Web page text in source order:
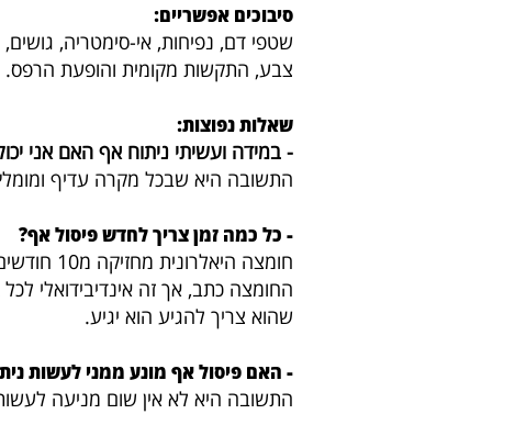
סיבוכים אפשריים:
שטפי דם, נפיחות, אי-סימטריה, גושים,
צבע, התקשות מקומית והופעת הרפס.
שאלות נפוצות:
- במידה ועשיתי ניתוח אף האם אני
התשובה היא שבכל מקרה עדיף
- כל כמה זמן צריך לחדש פיסול אף?
חומצה
החומצה כתב, אך זה אינדיבידואלי
שהוא צריך להגיע הוא יגיע.
- האם פיסול אף מונע ממני לעשות
התשובה היא לא אין שום מניעה